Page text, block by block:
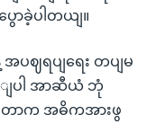
ောခဲ့ပါတယျ။
ပဈရပျရေး တပျမ
ျပါ အာဆီယံ ဘုံ
တာက အဓိကအားဖွ